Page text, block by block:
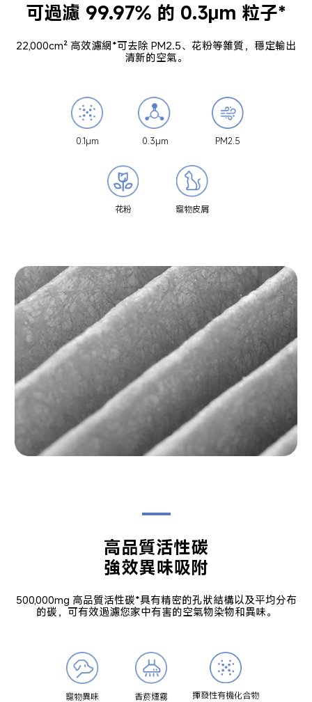
可過濾 99.97% 的 0.3μm 粒子*
22,000cm² 高效濾網*可去除 PM2.5、花粉等雜質，穩定輸出
清新的空氣。
0.1μm 0.3μm PM2.5
花粉 寵物皮屑
高品質活性碳
強效異味吸附
500,000mg 高品質活性碳*具有精密的孔狀結構以及平均分布
的碳，可有效過濾您家中有害的空氣物染物和異味。
寵物異味 香菸煙霧 揮發性有機化合物